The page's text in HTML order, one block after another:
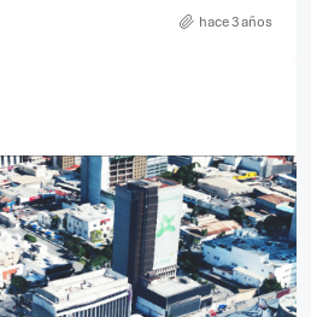
hace 3 años